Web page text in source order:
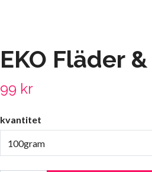
EKO Fläder
99 kr
kvantitet
100gram